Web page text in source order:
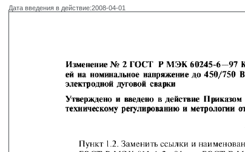
Дата введения в действие:2008-04-01